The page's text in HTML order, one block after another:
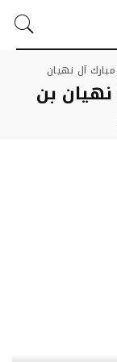
آل نهيان
بن